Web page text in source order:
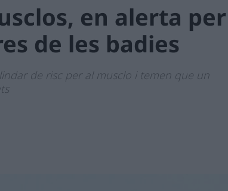
en alerta per
de les badies
de risc per al musclo i temen que un